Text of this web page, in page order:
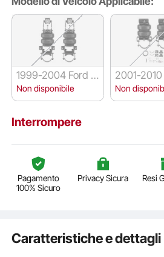
1999-2004 Ford F
250
Non disponibile
2001-
Silverado
Non
Interrompere
Pagamento
100% Sicuro
Privacy Sicura Resi
Caratteristiche e dettagli